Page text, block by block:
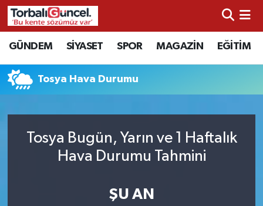
GÜNDEM SİYASET SPOR MAGAZİN EĞİTİM
Tosya Hava Durumu
Tosya Bugün, Yarın ve 1 Haftalık
Hava Durumu Tahmini
ŞU AN
İzmir Nöbetçi Eczaneler
İzmir Hava Durumu
İzmir Trafik Yoğunluk Haritası
Süper Lig Puan Durumu ve Fikstür